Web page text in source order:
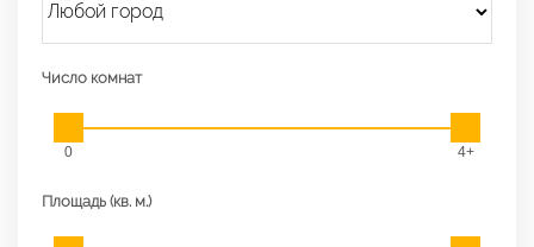
Число комнат
0 4+
Площадь (кв. м.)